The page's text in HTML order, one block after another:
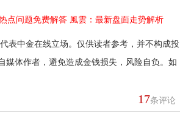
点问题免费解答 風雲：最新盘面走势解析
表中金在线立场。仅供读者参考，并不构成投
媒体作者，避免造成金钱损失，风险自负。如
17条评论